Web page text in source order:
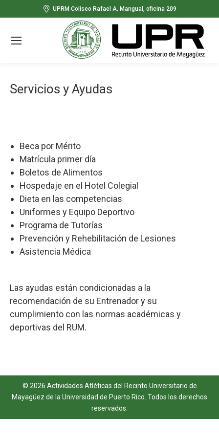
UPRM Coliseo Rafael A. Mangual, oficina 209
Servicios y Ayudas
Beca por Mérito
Matrícula primer día
Boletos de Alimentos
Hospedaje en el Hotel Colegial
Dieta en las competencias
Uniformes y Equipo Deportivo
Programa de Tutorías
Prevención y Rehebilitación de Lesiones
Asistencia Médica
Las ayudas están condicionadas a la
recomendación de su Entrenador y su
cumplimiento con las normas académicas y
deportivas del RUM.
© 2026 Actividades Atléticas del Recinto Universitario de
Mayagüez de la Universidad de Puerto Rico . Todos los derechos
reservados.